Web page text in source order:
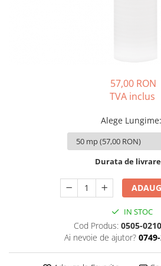
57,00 RON
TVA inclus
Alege Lungime:
Durata de
IN STOC
Cod Produs: 0505-
Ai nevoie de ajutor?